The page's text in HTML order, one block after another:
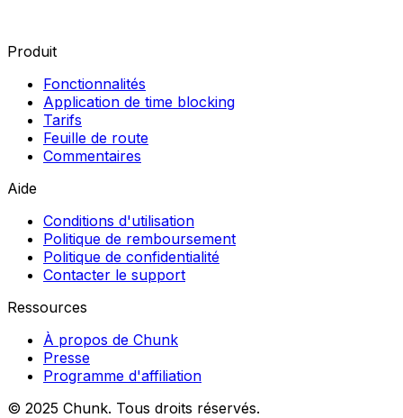
Produit
Fonctionnalités
Application de time blocking
Tarifs
Feuille de route
Commentaires
Aide
Conditions d'utilisation
Politique de remboursement
Politique de confidentialité
Contacter le support
Ressources
À propos de Chunk
Presse
Programme d'affiliation
© 2025 Chunk. Tous droits réservés.